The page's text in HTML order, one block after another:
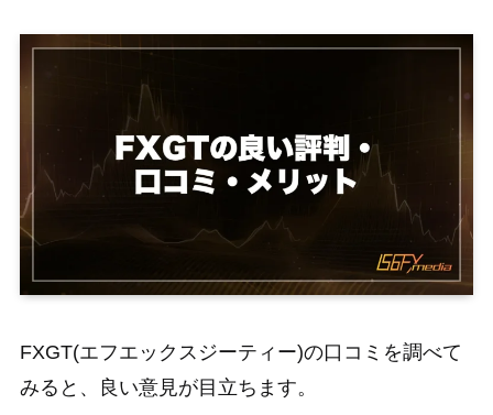
FXGT(エフエックスジーティー)の口コミを調べて
みると、良い意見が目立ちます。